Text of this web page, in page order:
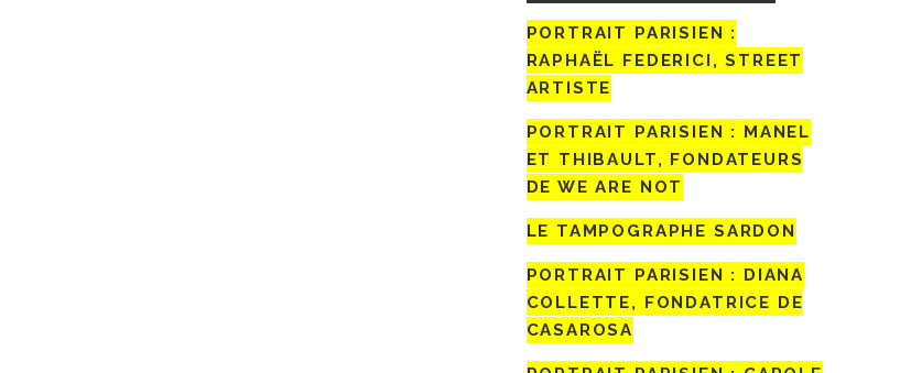
PORTRAIT PARISIEN :
RAPHAËL FEDERICI, STREET
ARTISTE
PORTRAIT PARISIEN : MANEL
ET THIBAULT, FONDATEURS
DE WE ARE NOT
LE TAMPOGRAPHE SARDON
PORTRAIT PARISIEN : DIANA
COLLETTE, FONDATRICE DE
CASAROSA